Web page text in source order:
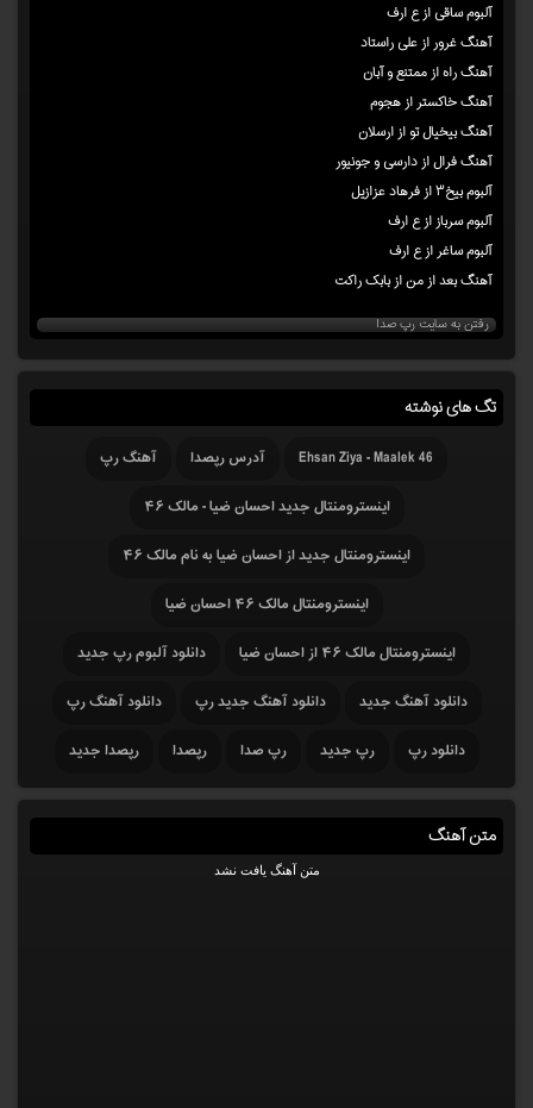
آلبوم ساقی از ع ارف
آهنگ غرور از علی راستاد
آهنگ راه از ممتنع و آبان
آهنگ خاکستر از هجوم
آهنگ بیخیال تو از ارسلان
آهنگ فرال از دارسی و جونیور
آلبوم بیخ۳ از فرهاد عزازیل
آلبوم سرباز از ع ارف
آلبوم ساغر از ع ارف
آهنگ بعد از من از بابک راکت
رفتن به سایت رپ صدا
تگ های نوشته
Ehsan Ziya - Maalek 46 آدرس رپصدا
آهنگ رپ
اینسترومنتال جدید احسان ضیا - مالک ۴۶
اینسترومنتال جدید از احسان ضیا به نام مالک ۴۶
اینسترومنتال مالک ۴۶ احسان ضیا
اینسترومنتال مالک ۴۶ از احسان ضیا
دانلود آلبوم رپ جدید
دانلود آهنگ جدید
دانلود آهنگ جدید رپ
دانلود آهنگ رپ
دانلود رپ
رپ جدید رپ صدا رپصدا رپصدا جدید
متن آهنگ
متن آهنگ یافت نشد